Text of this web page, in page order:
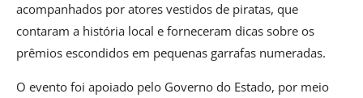
acompanhados por atores vestidos de piratas, que
contaram a história local e forneceram dicas sobre os
prêmios escondidos em pequenas garrafas numeradas.
O evento foi apoiado pelo Governo do Estado, por meio